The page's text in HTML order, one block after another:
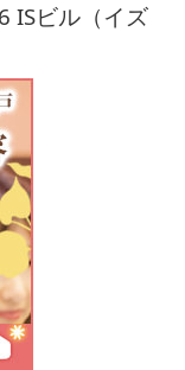
ISビル（イズ